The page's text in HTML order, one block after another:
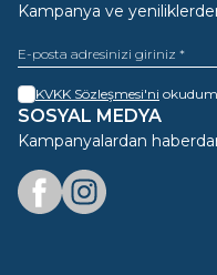
Kampanya ve
KVKK Sözleşmesi'ni
SOSYAL MEDYA
Kampanyalardan
FacebookInstagram